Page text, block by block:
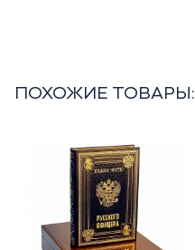
ПОХОЖИЕ ТОВАРЫ: